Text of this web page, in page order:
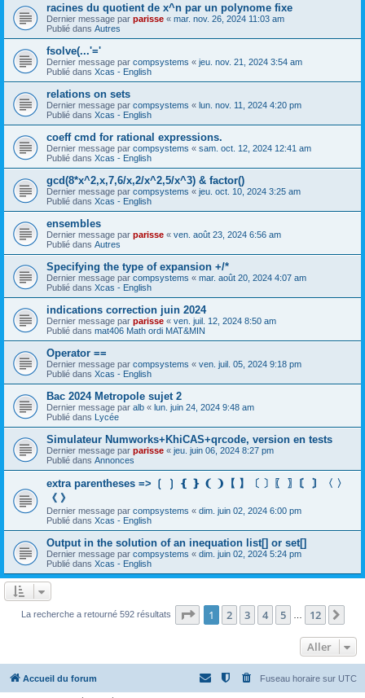
racines du quotient de x^n par un polynome fixe
Dernier message par parisse « mar. nov. 26, 2024 11:03 am
Publié dans Autres
fsolve(...'='
Dernier message par compsystems « jeu. nov. 21, 2024 3:54 am
Publié dans Xcas - English
relations on sets
Dernier message par compsystems « lun. nov. 11, 2024 4:20 pm
Publié dans Xcas - English
coeff cmd for rational expressions.
Dernier message par compsystems « sam. oct. 12, 2024 12:41 am
Publié dans Xcas - English
gcd(8*x^2,x,7,6/x,2/x^2,5/x^3) & factor()
Dernier message par compsystems « jeu. oct. 10, 2024 3:25 am
Publié dans Xcas - English
ensembles
Dernier message par parisse « ven. août 23, 2024 6:56 am
Publié dans Autres
Specifying the type of expansion +/*
Dernier message par compsystems « mar. août 20, 2024 4:07 am
Publié dans Xcas - English
indications correction juin 2024
Dernier message par parisse « ven. juil. 12, 2024 8:50 am
Publié dans mat406 Math ordi MAT&MIN
Operator ==
Dernier message par compsystems « ven. juil. 05, 2024 9:18 pm
Publié dans Xcas - English
Bac 2024 Metropole sujet 2
Dernier message par alb « lun. juin 24, 2024 9:48 am
Publié dans Lycée
Simulateur Numworks+KhiCAS+qrcode, version en tests
Dernier message par parisse « jeu. juin 06, 2024 8:27 pm
Publié dans Annonces
extra parentheses => ❲ ❳ ❴ ❵ ❨ ❩【 】〔 〕〖 〗〘 〙〈 〉
《 》
Dernier message par compsystems « dim. juin 02, 2024 6:00 pm
Publié dans Xcas - English
Output in the solution of an inequation list[] or set[]
Dernier message par compsystems « dim. juin 02, 2024 5:24 pm
Publié dans Xcas - English
La recherche a retourné 592 résultats Page 1sur12
1 2 3 4 5 12
Aller
Accueil du forum Fuseau horaire sur UTC